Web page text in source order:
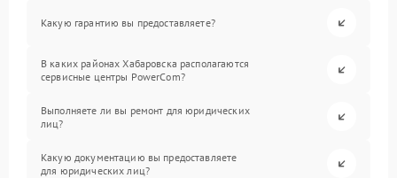
Какую гарантию вы предоставляете?
В каких районах Хабаровска располагаются
сервисные центры PowerCom?
Выполняете ли вы ремонт для юридических
лиц?
Какую документацию вы предоставляете
для юридических лиц?